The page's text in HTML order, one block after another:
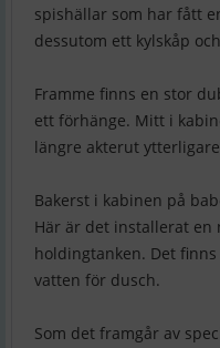
spishällar som har fått
dessutom ett kylskåp
Framme finns en stor
ett förhänge. Mitt i
längre akterut
Bakerst i kabinen på
Här är det installerat en
holdingtanken. Det
vatten för dusch.
Som det framgår av